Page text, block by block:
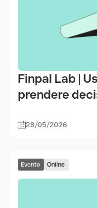
Finpal Lab |
prendere
28/05/2026
Evento Online